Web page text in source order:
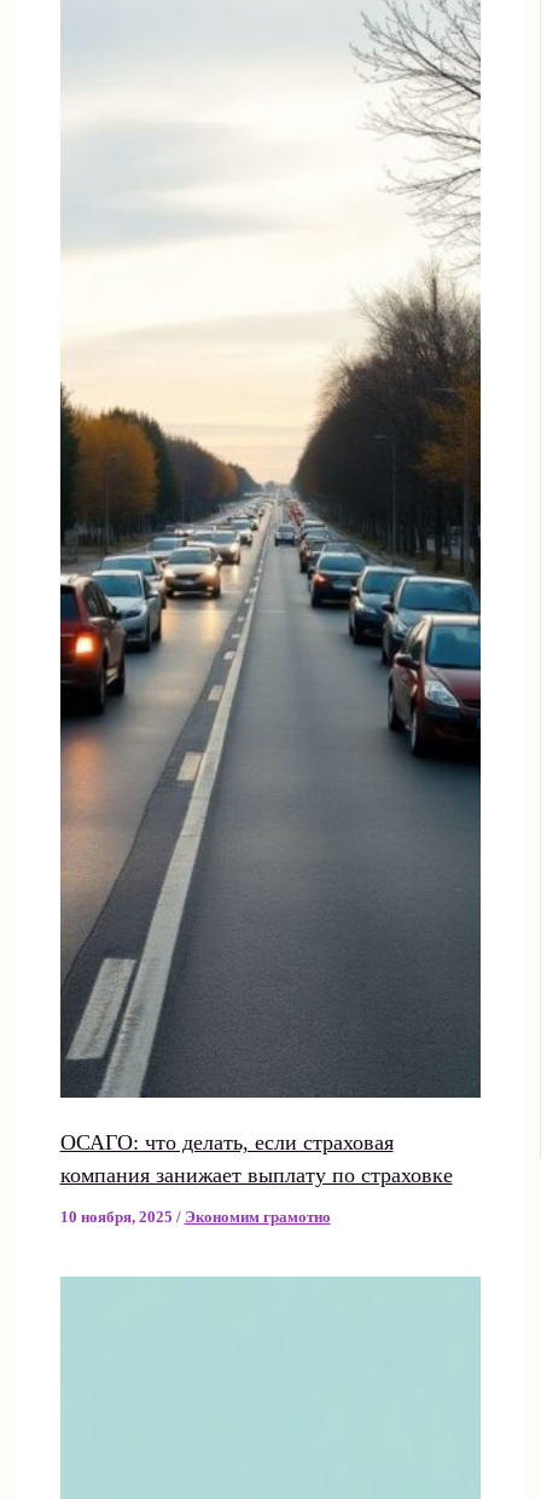
ОСАГО: что делать, если страховая
компания занижает выплату по страховке
10 ноября, 2025 / Экономим грамотно